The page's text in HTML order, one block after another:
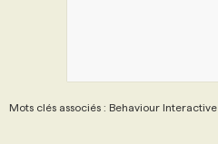
Mots clés associés : Behaviour Interactive